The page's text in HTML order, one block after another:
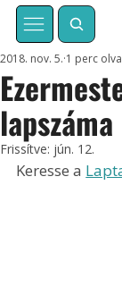
lapszáma
2018. nov. 5. 1 perc
Frissítve: jún. 12.
Keresse a